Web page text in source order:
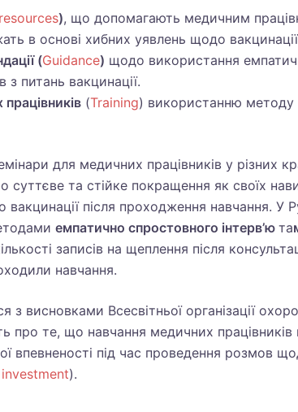
), що допомагають медичним
в основі хибних уявлень щодо
(Guidance) щодо використання
питань вакцинації.
(Training) використанню методу
для медичних працівників у різних
суттєве та стійке покращення як своїх
після проходження навчання. У
емпатично спростовного інтерв’ю та
записів на щеплення після
навчання.
з висновками Всесвітньої організації
про те, що навчання медичних
впевненості під час проведення розмов
).